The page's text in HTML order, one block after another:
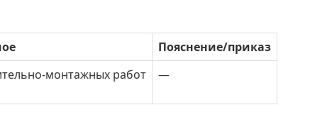
Пояснение/приказ
монтажных работ
—